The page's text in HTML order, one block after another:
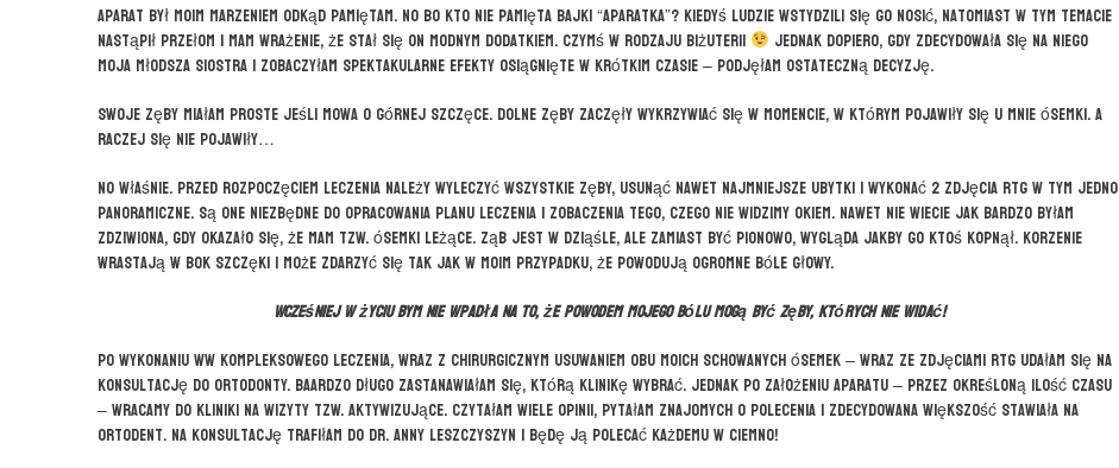
Aparat był moim marzeniem odkąd pamiętam. No bo kto nie pamięta bajki “Aparatka”? Kiedyś ludzie wstydzili się go nosić, natomiast w tym temacie
nastąpił przełom i mam wrażenie, że stał się on modnym dodatkiem. Czymś w rodzaju biżuterii
Jednak dopiero, gdy zdecydowała się na niego
moja młodsza siostra i zobaczyłam spektakularne efekty osiągnięte w krótkim czasie – podjęłam ostateczną decyzję.
Swoje zęby miałam proste jeśli mowa o górnej szczęce. Dolne zęby zaczęły wykrzywiać się w momencie, w którym pojawiły się u mnie ósemki. A
raczej się nie pojawiły…
No właśnie. Przed rozpoczęciem leczenia należy wyleczyć wszystkie zęby, usunąć nawet najmniejsze ubytki i wykonać 2 zdjęcia RTG w tym jedno
panoramiczne. Są one niezbędne do opracowania planu leczenia i zobaczenia tego, czego nie widzimy okiem. Nawet nie wiecie jak bardzo byłam
zdziwiona, gdy okazało się, że mam tzw. ósemki leżące. Ząb jest w dziąśle, ale zamiast być pionowo, wygląda jakby go ktoś kopnął. Korzenie
wrastają w bok szczęki i może zdarzyć się tak jak w moim przypadku, że powodują ogromne bóle głowy.
Wcześniej w życiu bym nie wpadła na to, że powodem mojego bólu mogą być zęby, których nie widać!
Po wykonaniu ww kompleksowego leczenia, wraz z chirurgicznym usuwaniem obu moich schowanych ósemek – wraz ze zdjęciami RTG udałam się na
konsultację do ortodonty. Baardzo długo zastanawiałam się, którą klinikę wybrać. Jednak po założeniu aparatu – przez określoną ilość czasu
– wracamy do kliniki na wizyty tzw. aktywizujące. Czytałam wiele opinii, pytałam znajomych o polecenia i zdecydowana większość stawiała na
Ortodent. Na konsultację trafiłam do dr. Anny Leszczyszyn i będę ją polecać każdemu w ciemno!